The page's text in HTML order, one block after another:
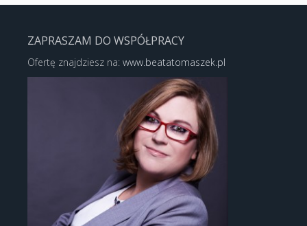
ZAPRASZAM DO WSPÓŁPRACY
Ofertę znajdziesz na: www.beatatomaszek.pl